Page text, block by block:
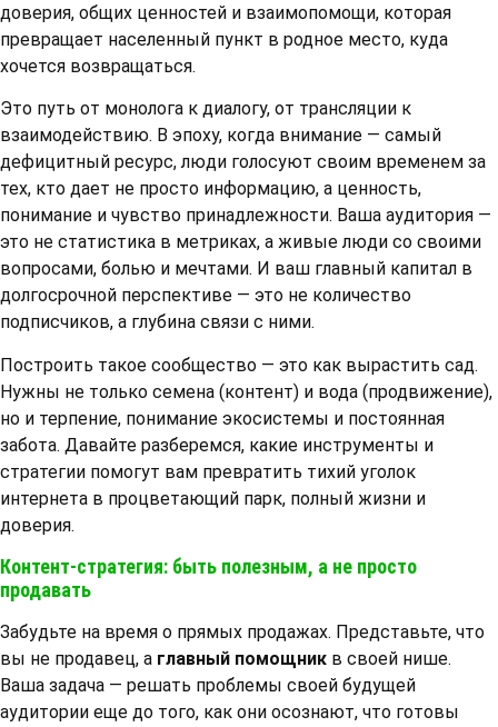
доверия, общих ценностей и взаимопомощи, которая
превращает населенный пункт в родное место, куда
хочется возвращаться.
Это путь от монолога к диалогу, от трансляции к
взаимодействию. В эпоху, когда внимание — самый
дефицитный ресурс, люди голосуют своим временем за
тех, кто дает не просто информацию, а ценность,
понимание и чувство принадлежности. Ваша аудитория —
это не статистика в метриках, а живые люди со своими
вопросами, болью и мечтами. И ваш главный капитал в
долгосрочной перспективе — это не количество
подписчиков, а глубина связи с ними.
Построить такое сообщество — это как вырастить сад.
Нужны не только семена (контент) и вода (продвижение),
но и терпение, понимание экосистемы и постоянная
забота. Давайте разберемся, какие инструменты и
стратегии помогут вам превратить тихий уголок
интернета в процветающий парк, полный жизни и
доверия.
Контент-стратегия: быть полезным, а не просто
продавать
Забудьте на время о прямых продажах. Представьте, что
вы не продавец, а главный помощник в своей нише.
Ваша задача — решать проблемы своей будущей
аудитории еще до того, как они осознают, что готовы